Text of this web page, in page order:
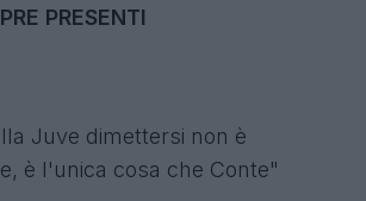
PRESENTI
Juve dimettersi non è
è l'unica cosa che Conte"